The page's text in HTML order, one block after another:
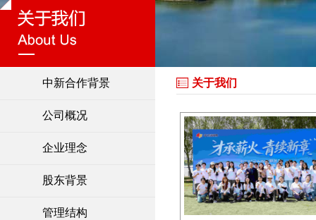
中新合作背景
公司概况
企业理念
股东背景
管理结构
关于我们